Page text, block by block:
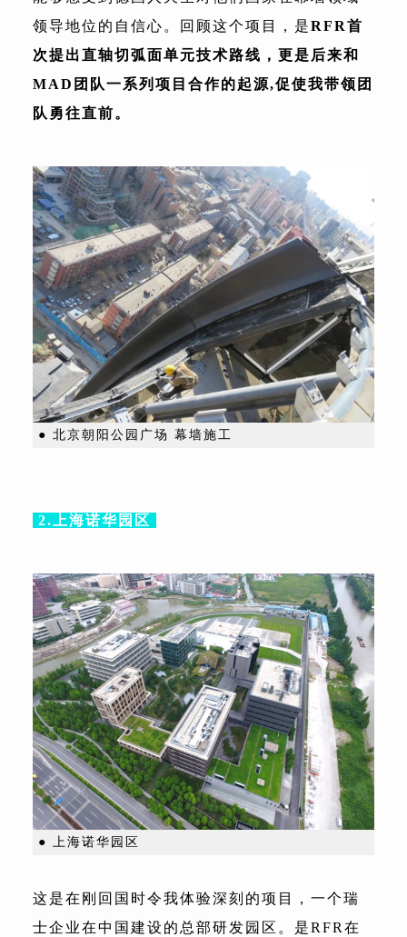
领导地位的自信心。回顾这个项目，是RFR首
次提出直轴切弧面单元技术路线，更是后来和
MAD团队一系列项目合作的起源,促使我带领团
队勇往直前。
● 北京朝阳公园广场 幕墙施工
2.上海诺华园区
● 上海诺华园区
这是在刚回国时令我体验深刻的项目，一个瑞
士企业在中国建设的总部研发园区。是RFR在